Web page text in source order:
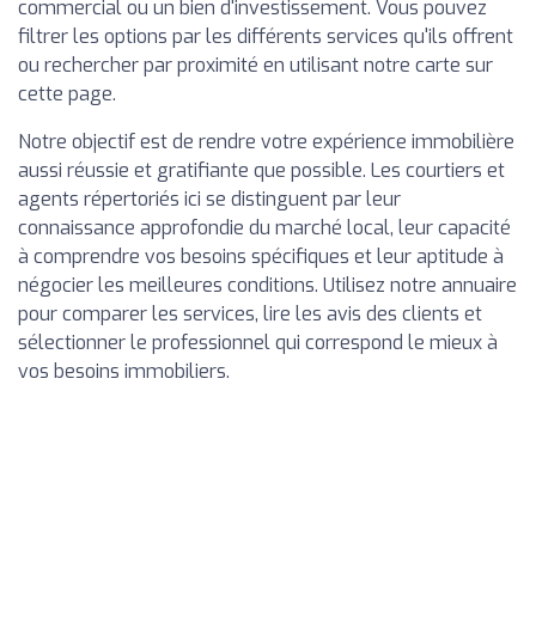
commercial ou un bien d'investissement. Vous pouvez
filtrer les options par les différents services qu'ils offrent
ou rechercher par proximité en utilisant notre carte sur
cette page.
Notre objectif est de rendre votre expérience immobilière
aussi réussie et gratifiante que possible. Les courtiers et
agents répertoriés ici se distinguent par leur
connaissance approfondie du marché local, leur capacité
à comprendre vos besoins spécifiques et leur aptitude à
négocier les meilleures conditions. Utilisez notre annuaire
pour comparer les services, lire les avis des clients et
sélectionner le professionnel qui correspond le mieux à
vos besoins immobiliers.